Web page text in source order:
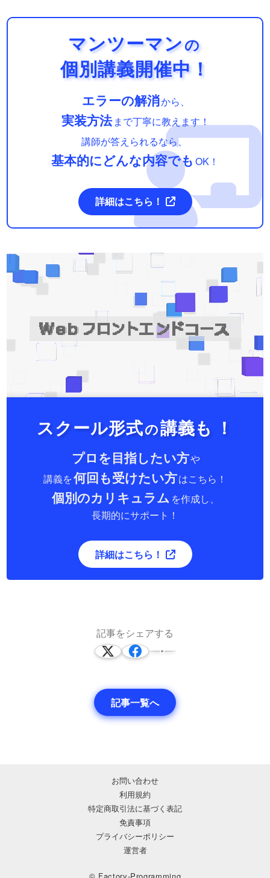
マンツーマンの
個別講義開催中！
エラーの解消から、
実装方法 まで丁寧に教えます！
講師が答えられるなら、
基本的にどんな内容でも OK！
詳細はこちら！
スクール形式の講義も ！
プロを目指したい方や
講義を何回も受けたい方はこちら！
個別のカリキュラム を作成し、
長期的にサポート！
詳細はこちら！
記事をシェアする
記事一覧へ
お問い合わせ
利用規約
特定商取引法に基づく表記
免責事項
プライバシーポリシー
運営者